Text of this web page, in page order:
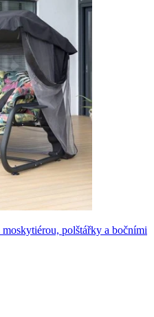
polštářky a bočními